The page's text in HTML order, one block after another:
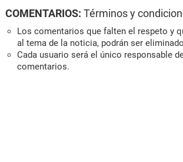
COMENTARIOS: Términos y
Los comentarios que falten el respeto y
al tema de la noticia, podrán ser
Cada usuario será el único responsable
comentarios.